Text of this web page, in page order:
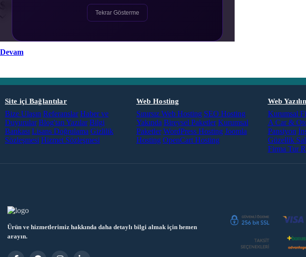
Tekrar Gösterme
Devam
Site içi Bağlantılar
Bize Ulaşın Referanslar Haber ve
Duyurular Blog'tan Yazılar Bilgi
Bankası Lisans Doğrulama Gizlilik
Sözleşmesi Hizmet Sözleşmesi
Web Hosting
Sınırsız Web Hosting SEO Hosting
Yakında Bireysel Paketler Kurumsal
Paketler WordPress Hosting Joomla
Hosting OpenCart Hosting
Web
Kurumsal
A Car &
Pansiyon
Güzellik
Firma Tur
Ürün ve hizmetlerimiz hakkında daha detaylı bilgi almak için hemen
arayın.